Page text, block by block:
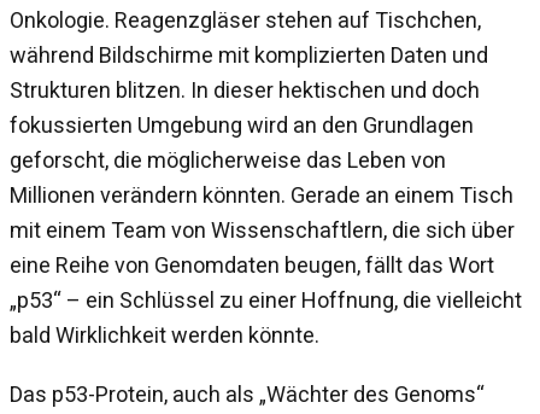
Onkologie. Reagenzgläser stehen auf Tischchen,
während Bildschirme mit komplizierten Daten und
Strukturen blitzen. In dieser hektischen und doch
fokussierten Umgebung wird an den Grundlagen
geforscht, die möglicherweise das Leben von
Millionen verändern könnten. Gerade an einem Tisch
mit einem Team von Wissenschaftlern, die sich über
eine Reihe von Genomdaten beugen, fällt das Wort
„p53“ – ein Schlüssel zu einer Hoffnung, die vielleicht
bald Wirklichkeit werden könnte.
Das p53-Protein, auch als „Wächter des Genoms“